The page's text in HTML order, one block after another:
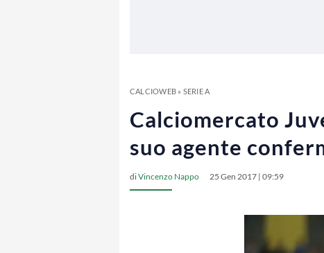
CALCIOWEB» SERIE A
Calciomercato
suo agente
diVincenzo Nappo 25 Gen 2017 | 09:59